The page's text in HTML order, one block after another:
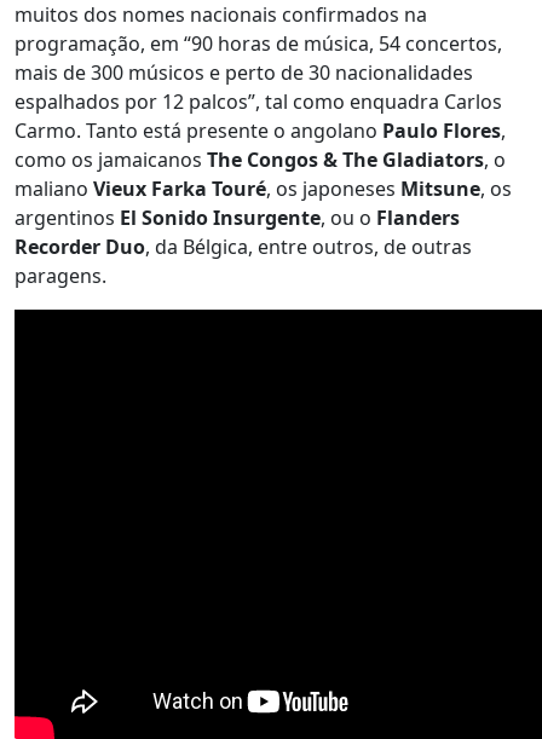
muitos dos nomes nacionais confirmados na
programação, em “90 horas de música, 54 concertos,
mais de 300 músicos e perto de 30 nacionalidades
espalhados por 12 palcos”, tal como enquadra Carlos
Carmo. Tanto está presente o angolano Paulo Flores,
como os jamaicanos The Congos & The Gladiators, o
maliano Vieux Farka Touré, os japoneses Mitsune, os
argentinos El Sonido Insurgente, ou o Flanders
Recorder Duo, da Bélgica, entre outros, de outras
paragens.